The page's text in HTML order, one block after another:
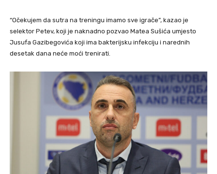
“Očekujem da sutra na treningu imamo sve igrače”, kazao je
selektor Petev, koji je naknadno pozvao Matea Sušića umjesto
Jusufa Gazibegovića koji ima bakterijsku infekciju i narednih
desetak dana neće moći trenirati.